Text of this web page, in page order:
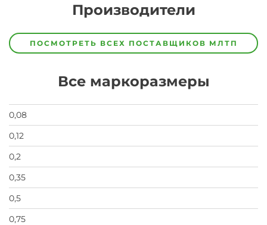
Производители
Завод Завод-
изготовитель
заявка
на
ПОСМОТРЕТЬ ВСЕХ ПОСТАВЩИКОВ МЛТП
Все маркоразмеры
0,08
0,12
0,2
0,35
0,5
0,75